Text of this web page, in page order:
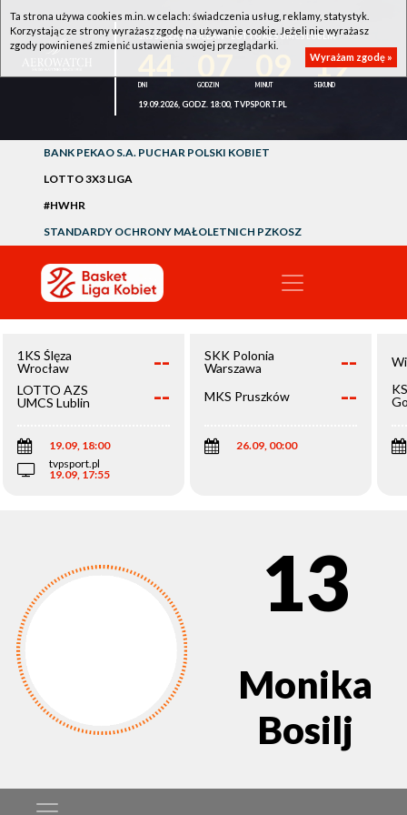
1KS ŚLĘZA WROCŁAW - LOTTO AZS UMCS LUBLIN
19
19.09.2026, GODZ. 18:00, TVPSPORT.PL
BANK PEKAO S.A. PUCHAR POLSKI KOBIET
LOTTO 3X3 LIGA
#HWHR
STANDARDY OCHRONY MAŁOLETNICH PZKOSZ
1KS Ślęza
Wrocław
--
LOTTO AZS
UMCS Lublin
--
19.09, 18:00
tvpsport.pl
19.09, 17:55
SKK Polonia
Warszawa
--
MKS Pruszków --
26.09, 00:00
13
Monika
Bosilj
Ta strona używa cookies m.in. w celach: świadczenia usług, reklamy, statystyk.
Korzystając ze strony wyrażasz zgodę na używanie cookie. Jeżeli nie wyrażasz
zgody powinieneś zmienić ustawienia swojej przeglądarki.
Wyrażam zgodę »